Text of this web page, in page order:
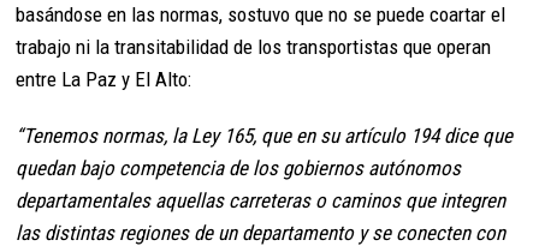
basándose en las normas, sostuvo que no se puede coartar el
trabajo ni la transitabilidad de los transportistas que operan
entre La Paz y El Alto:
“Tenemos normas, la Ley 165, que en su artículo 194 dice que
quedan bajo competencia de los gobiernos autónomos
departamentales aquellas carreteras o caminos que integren
las distintas regiones de un departamento y se conecten con